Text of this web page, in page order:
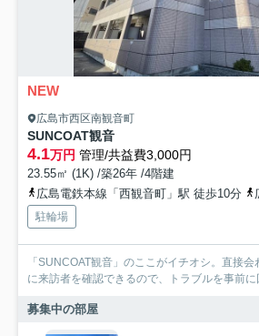
NEW
広島市西区南観音町
SUNCOAT観音
4.1万円 管理/共益費3,000円
23.55㎡ (1K) /築26年 /4階建
広島電鉄本線「西観音町」駅 徒歩10分
駐輪場
「SUNCOAT観音」のここがイチオシ。直接
に来訪者を確認できるので、トラブルを事前に
募集中の部屋